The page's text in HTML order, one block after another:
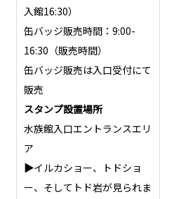
入館16:30）
缶バッジ販売時間：9:00-
16:30（販売時間）
缶バッジ販売は入口受付にて
販売
スタンプ設置場所
水族館入口エントランスエリ
ア
▶イルカショー、トドショ
ー、そしてトド岩が見られま